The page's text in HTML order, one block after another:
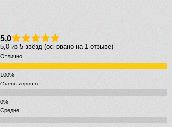
5,0
5,0 из 5 звёзд (основано на 1 отзыве)
Отлично
Очень хорошо
Средне